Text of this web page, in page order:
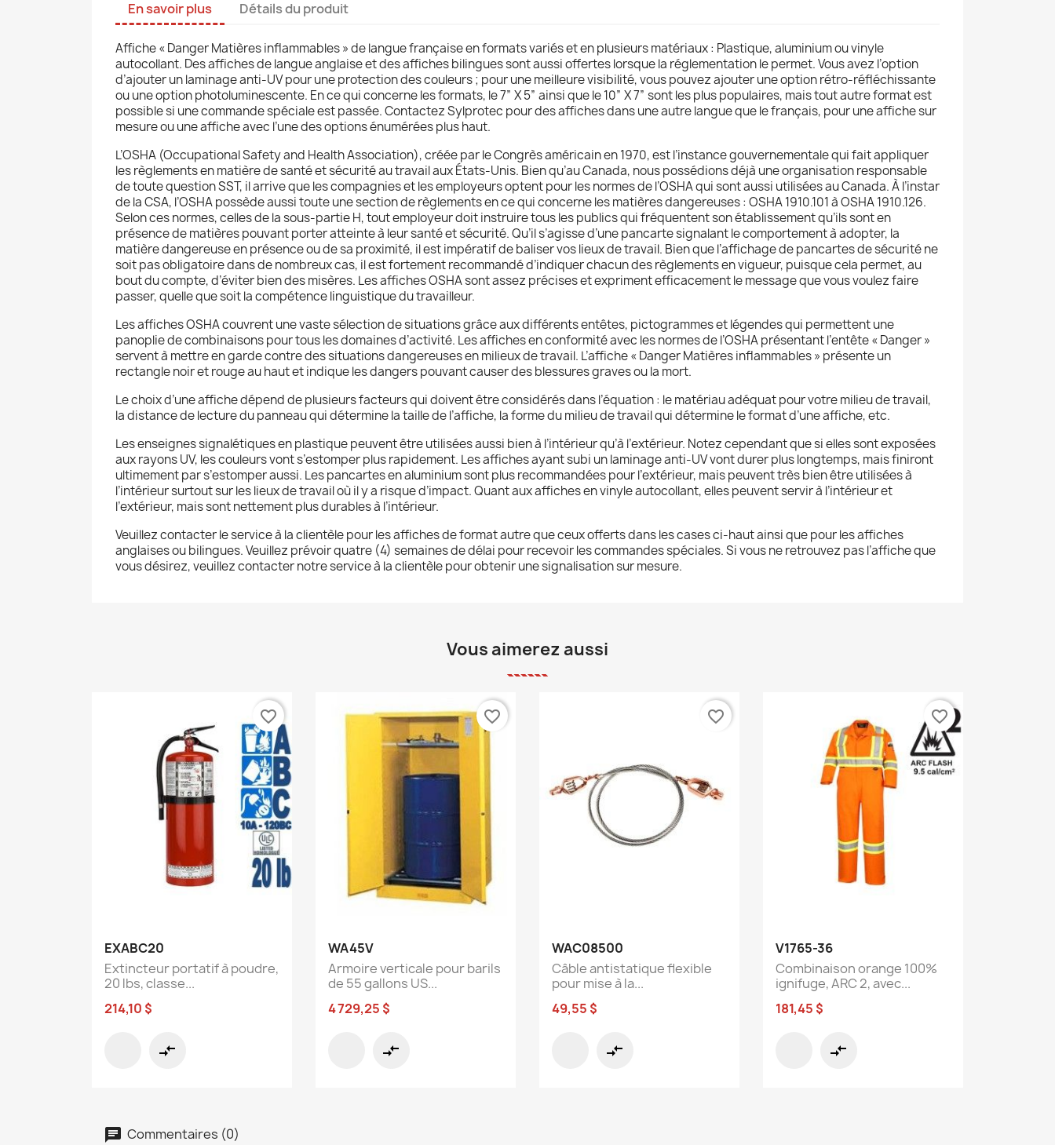
En savoir plus Détails du produit
Affiche « Danger Matières inflammables » de langue française en formats variés et en plusieurs matériaux : Plastique, aluminium ou vinyle
autocollant. Des affiches de langue anglaise et des affiches bilingues sont aussi offertes lorsque la réglementation le permet. Vous avez l’option
d’ajouter un laminage anti-UV pour une protection des couleurs ; pour une meilleure visibilité, vous pouvez ajouter une option rétro-réfléchissante
ou une option photoluminescente. En ce qui concerne les formats, le 7” X 5” ainsi que le 10” X 7” sont les plus populaires, mais tout autre format est
possible si une commande spéciale est passée. Contactez Sylprotec pour des affiches dans une autre langue que le français, pour une affiche sur
mesure ou une affiche avec l’une des options énumérées plus haut.
L’OSHA (Occupational Safety and Health Association), créée par le Congrès américain en 1970, est l’instance gouvernementale qui fait appliquer
les règlements en matière de santé et sécurité au travail aux États-Unis. Bien qu’au Canada, nous possédions déjà une organisation responsable
de toute question SST, il arrive que les compagnies et les employeurs optent pour les normes de l’OSHA qui sont aussi utilisées au Canada. À l’instar
de la CSA, l’OSHA possède aussi toute une section de règlements en ce qui concerne les matières dangereuses : OSHA 1910.101 à OSHA 1910.126.
Selon ces normes, celles de la sous-partie H, tout employeur doit instruire tous les publics qui fréquentent son établissement qu’ils sont en
présence de matières pouvant porter atteinte à leur santé et sécurité. Qu’il s’agisse d’une pancarte signalant le comportement à adopter, la
matière dangereuse en présence ou de sa proximité, il est impératif de baliser vos lieux de travail. Bien que l’affichage de pancartes de sécurité ne
soit pas obligatoire dans de nombreux cas, il est fortement recommandé d’indiquer chacun des règlements en vigueur, puisque cela permet, au
bout du compte, d’éviter bien des misères. Les affiches OSHA sont assez précises et expriment efficacement le message que vous voulez faire
passer, quelle que soit la compétence linguistique du travailleur.
Les affiches OSHA couvrent une vaste sélection de situations grâce aux différents entêtes, pictogrammes et légendes qui permettent une
panoplie de combinaisons pour tous les domaines d’activité. Les affiches en conformité avec les normes de l’OSHA présentant l’entête « Danger »
servent à mettre en garde contre des situations dangereuses en milieux de travail. L’affiche « Danger Matières inflammables » présente un
rectangle noir et rouge au haut et indique les dangers pouvant causer des blessures graves ou la mort.
Le choix d’une affiche dépend de plusieurs facteurs qui doivent être considérés dans l’équation : le matériau adéquat pour votre milieu de travail,
la distance de lecture du panneau qui détermine la taille de l’affiche, la forme du milieu de travail qui détermine le format d’une affiche, etc.
Les enseignes signalétiques en plastique peuvent être utilisées aussi bien à l’intérieur qu’à l’extérieur. Notez cependant que si elles sont exposées
aux rayons UV, les couleurs vont s’estomper plus rapidement. Les affiches ayant subi un laminage anti-UV vont durer plus longtemps, mais finiront
ultimement par s’estomper aussi. Les pancartes en aluminium sont plus recommandées pour l’extérieur, mais peuvent très bien être utilisées à
l’intérieur surtout sur les lieux de travail où il y a risque d’impact. Quant aux affiches en vinyle autocollant, elles peuvent servir à l’intérieur et
l’extérieur, mais sont nettement plus durables à l’intérieur.
Veuillez contacter le service à la clientèle pour les affiches de format autre que ceux offerts dans les cases ci-haut ainsi que pour les affiches
anglaises ou bilingues. Veuillez prévoir quatre (4) semaines de délai pour recevoir les commandes spéciales. Si vous ne retrouvez pas l’affiche que
vous désirez, veuillez contacter notre service à la clientèle pour obtenir une signalisation sur mesure.
Vous aimerez aussi
Aperçu rapide
EXABC20
Extincteur portatif à poudre,
20 lbs, classe...
214,10 $
compare_arrows
favorite_border

WA45V
Armoire verticale pour barils
de 55 gallons US...
4 729,25 $
compare_arrows
favorite_border
Aperçu rapide
WAC08500
Câble antistatique flexible
pour mise à la...
49,55 $
compare_arrows
favorite_border
Aperçu rapide
V1765-36
Combinaison orange 100%
ignifuge, ARC 2, avec...
181,45 $
compare_arrows
favorite_border
Commentaires (0)